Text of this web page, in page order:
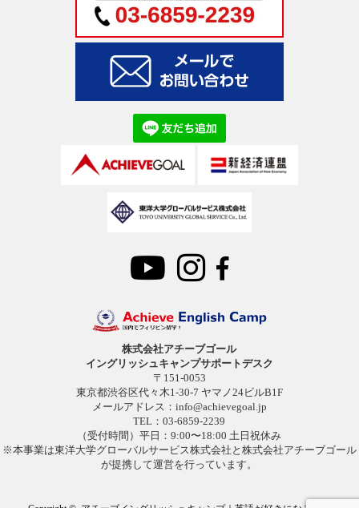
株式会社アチーブゴール
イングリッシュキャンプサポートデスク
〒151-0053
東京都渋谷区代々木1-30-7 ヤマノ24ビルB1F
メールアドレス： info@achievegoal.jp
TEL：03-6859-2239
（受付時間）平日：9:00〜18:00 土日祝休み
※本事業は東洋大学グローバルサービス株式会社と株式会社アチーブゴール
が提携して運営を行っています。